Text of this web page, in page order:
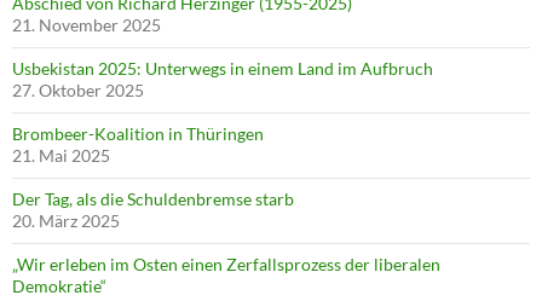
21. November 2025
Usbekistan 2025: Unterwegs in einem Land im Aufbruch
27. Oktober 2025
Brombeer-Koalition in Thüringen
21. Mai 2025
Der Tag, als die Schuldenbremse starb
20. März 2025
„Wir erleben im Osten einen Zerfallsprozess der liberalen
Demokratie“